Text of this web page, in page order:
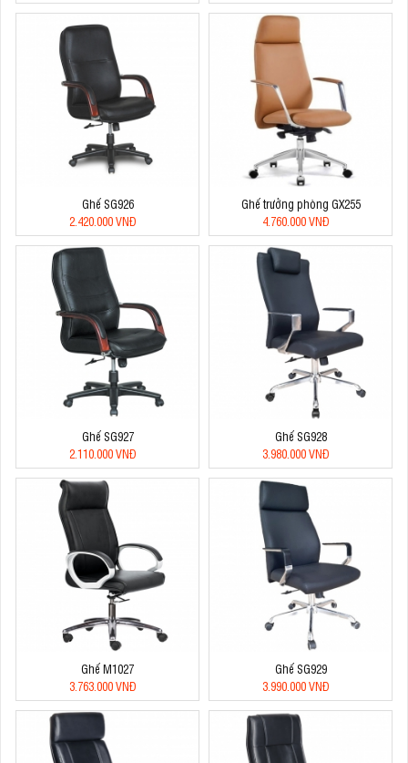
Ghế SG926
2.420.000 VNĐ
Ghế trưởng phòng GX255
4.760.000 VNĐ
Ghế SG927
2.110.000 VNĐ
Ghế SG928
3.980.000 VNĐ
Ghế M1027
3.763.000 VNĐ
Ghế SG929
3.990.000 VNĐ